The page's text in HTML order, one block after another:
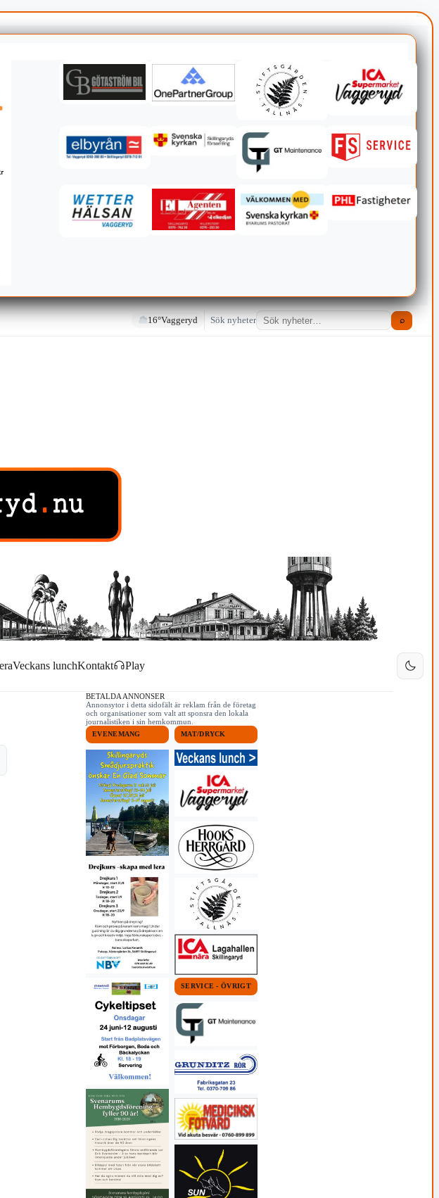
16°Vaggeryd Sök nyheter ⌕
Veckans lunchKontakt Play
BETALDA ANNONSER
Annonsytor i detta sidofält är reklam från de företag
och organisationer som valt att sponsra den lokala
journalistiken i sin hemkommun.
EVENEMANG MAT/DRYCK
SERVICE - ÖVRIGT